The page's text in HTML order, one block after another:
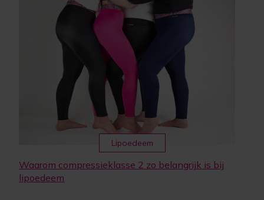
Lipoedeem
Waarom compressieklasse 2 zo belangrijk is bij
lipoedeem